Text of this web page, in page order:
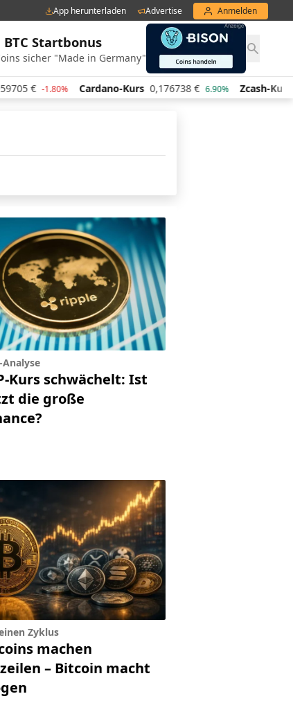
App herunterladen Advertise Anmelden
Startbonus
sicher "Made in Germany"
€ -1.80% Cardano-Kurs 0,176738 € 6.90% Zcash-Kurs
Analyse
Kurs schwächelt: Ist
die große
Zyklus
machen
– Bitcoin macht